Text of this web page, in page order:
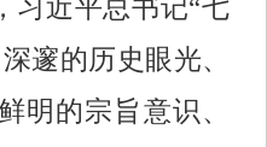
习近平总书记“七
邃的历史眼光、
明的宗旨意识、